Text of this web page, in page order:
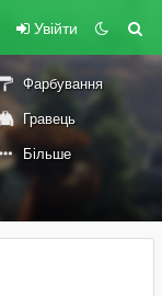
Увійти
Фарбування
Гравець
Більше